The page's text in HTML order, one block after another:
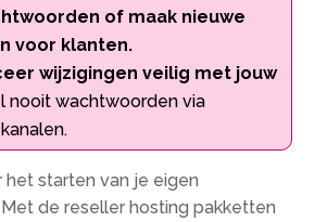
of maak nieuwe
voor klanten.
wijzigingen veilig met jouw
nooit wachtwoorden via
het starten van je eigen
de reseller hosting pakketten